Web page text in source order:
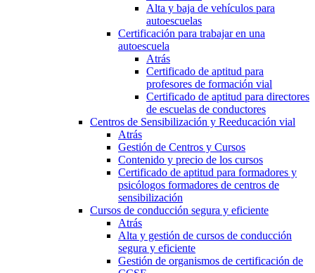
Alta y baja de vehículos para
autoescuelas
Certificación para trabajar en una
autoescuela
Atrás
Certificado de aptitud para
profesores de formación vial
Certificado de aptitud para directores
de escuelas de conductores
Centros de Sensibilización y Reeducación vial
Atrás
Gestión de Centros y Cursos
Contenido y precio de los cursos
Certificado de aptitud para formadores y
psicólogos formadores de centros de
sensibilización
Cursos de conducción segura y eficiente
Atrás
Alta y gestión de cursos de conducción
segura y eficiente
Gestión de organismos de certificación de